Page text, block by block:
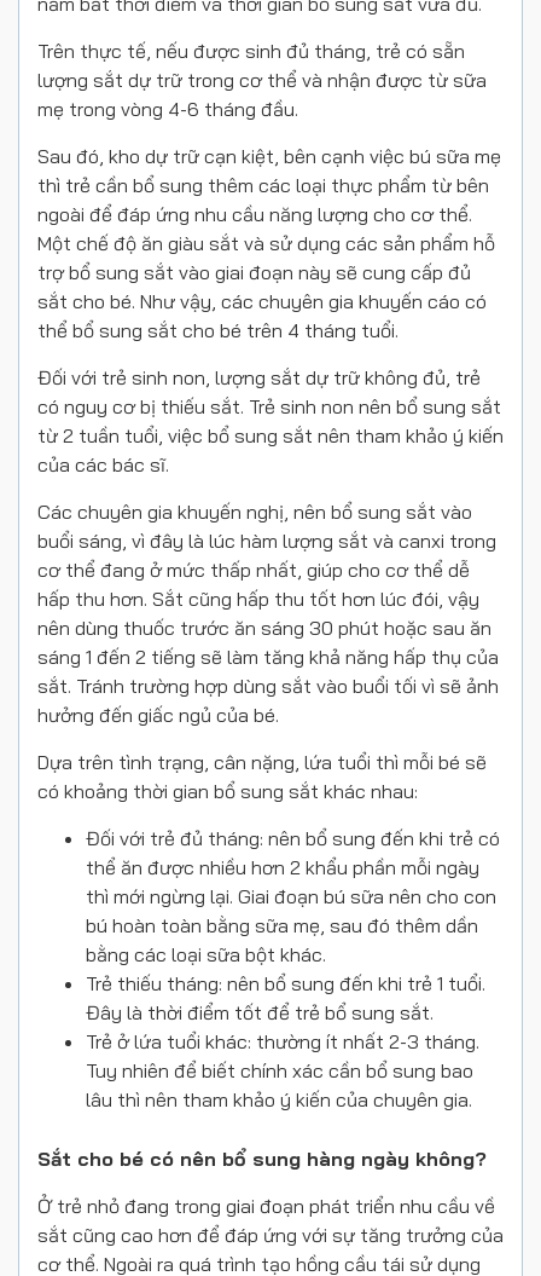
Trên thực tế, nếu được sinh đủ tháng, trẻ có sẵn
lượng sắt dự trữ trong cơ thể và nhận được từ sữa
mẹ trong vòng 4-6 tháng đầu.
Sau đó, kho dự trữ cạn kiệt, bên cạnh việc bú sữa mẹ
thì trẻ cần bổ sung thêm các loại thực phẩm từ bên
ngoài để đáp ứng nhu cầu năng lượng cho cơ thể.
Một chế độ ăn giàu sắt và sử dụng các sản phẩm hỗ
trợ bổ sung sắt vào giai đoạn này sẽ cung cấp đủ
sắt cho bé. Như vậy, các chuyên gia khuyến cáo có
thể bổ sung sắt cho bé trên 4 tháng tuổi.
Đối với trẻ sinh non, lượng sắt dự trữ không đủ, trẻ
có nguy cơ bị thiếu sắt. Trẻ sinh non nên bổ sung sắt
từ 2 tuần tuổi, việc bổ sung sắt nên tham khảo ý kiến
của các bác sĩ.
Các chuyên gia khuyến nghị, nên bổ sung sắt vào
buổi sáng, vì đây là lúc hàm lượng sắt và canxi trong
cơ thể đang ở mức thấp nhất, giúp cho cơ thể dễ
hấp thu hơn. Sắt cũng hấp thu tốt hơn lúc đói, vậy
nên dùng thuốc trước ăn sáng 30 phút hoặc sau ăn
sáng 1 đến 2 tiếng sẽ làm tăng khả năng hấp thụ của
sắt. Tránh trường hợp dùng sắt vào buổi tối vì sẽ ảnh
hưởng đến giấc ngủ của bé.
Dựa trên tình trạng, cân nặng, lứa tuổi thì mỗi bé sẽ
có khoảng thời gian bổ sung sắt khác nhau:
Đối với trẻ đủ tháng: nên bổ sung đến khi trẻ có
thể ăn được nhiều hơn 2 khẩu phần mỗi ngày
thì mới ngừng lại. Giai đoạn bú sữa nên cho con
bú hoàn toàn bằng sữa mẹ, sau đó thêm dần
bằng các loại sữa bột khác.
Trẻ thiếu tháng: nên bổ sung đến khi trẻ 1 tuổi.
Đây là thời điểm tốt để trẻ bổ sung sắt.
Trẻ ở lứa tuổi khác: thường ít nhất 2-3 tháng.
Tuy nhiên để biết chính xác cần bổ sung bao
lâu thì nên tham khảo ý kiến của chuyên gia.
Sắt cho bé có nên bổ sung hàng ngày không?
Ở trẻ nhỏ đang trong giai đoạn phát triển nhu cầu về
sắt cũng cao hơn để đáp ứng với sự tăng trưởng của
cơ thể. Ngoài ra quá trình tạo hồng cầu tái sử dụng